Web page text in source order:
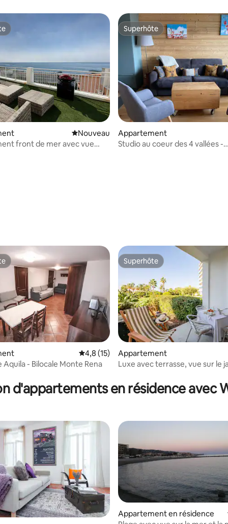
la base de 16 commentaires : 4,88 sur 5
Nouvel hébergement
Nouveau
front de mer avec vue
Superhôte
Superhôte
Appartement
Studio au coeur des 4 vallées -
la base de 32 commentaires : 4,88 sur 5
Évaluation moyenne sur la base de 15
4,8 (15)
Aquila - Bilocale Monte Rena
Superhôte
Superhôte
Appartement
Luxe avec terrasse, vue sur le
d'appartements en résidence avec
Appartement en résidence